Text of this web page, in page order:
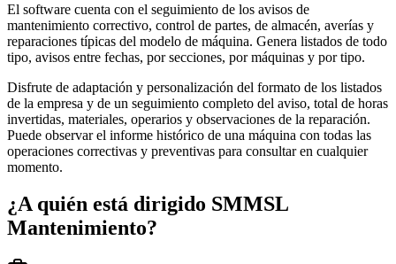
El software cuenta con el seguimiento de los avisos de
mantenimiento correctivo, control de partes, de almacén, averías y
reparaciones típicas del modelo de máquina. Genera listados de todo
tipo, avisos entre fechas, por secciones, por máquinas y por tipo.
Disfrute de adaptación y personalización del formato de los listados
de la empresa y de un seguimiento completo del aviso, total de horas
invertidas, materiales, operarios y observaciones de la reparación.
Puede observar el informe histórico de una máquina con todas las
operaciones correctivas y preventivas para consultar en cualquier
momento.
¿A quién está dirigido SMMSL
Mantenimiento?